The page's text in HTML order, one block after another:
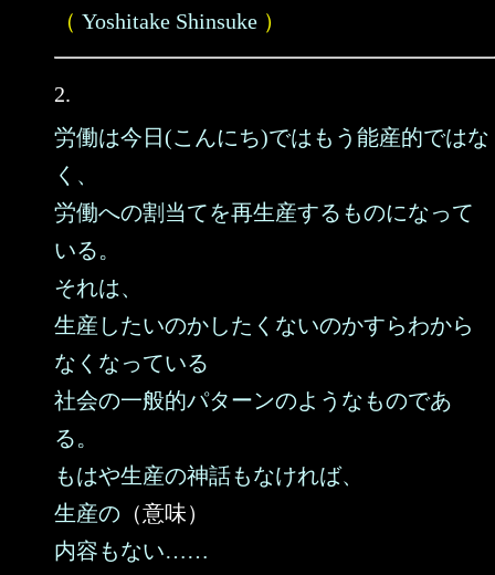
（ Yoshitake Shinsuke ）
2.
労働は今日(こんにち)ではもう能産的ではな
く、
労働への割当てを再生産するものになって
いる。
それは、
生産したいのかしたくないのかすらわから
なくなっている
社会の一般的パターンのようなものであ
る。
もはや生産の神話もなければ、
生産の （意味）
内容もない……